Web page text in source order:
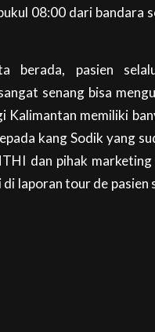
08:00 dari bandara
berada, pasien
senang bisa
Kalimantan memiliki
kang Sodik yang
dan pihak
laporan tour de pasien